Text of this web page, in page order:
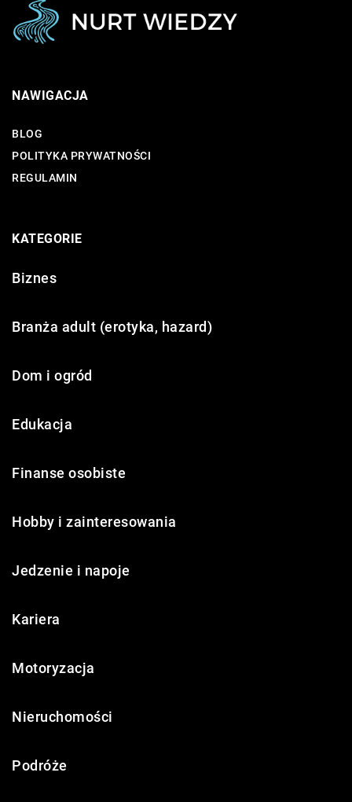
NAWIGACJA
BLOG
POLITYKA PRYWATNOŚCI
REGULAMIN
KATEGORIE
Biznes
Branża adult (erotyka, hazard)
Dom i ogród
Edukacja
Finanse osobiste
Hobby i zainteresowania
Jedzenie i napoje
Kariera
Motoryzacja
Nieruchomości
Podróże